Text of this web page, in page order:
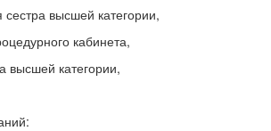
высшей категории,
кабинета,
высшей категории,